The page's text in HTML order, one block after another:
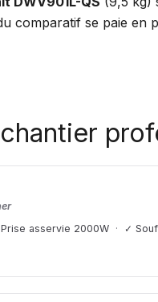
comparatif se paie en
asservie 2000W ✓